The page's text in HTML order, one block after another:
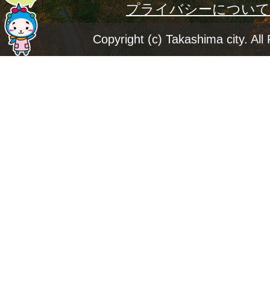
ー
ジ
プライバシーについて
Copyright (c) Takashima city. All